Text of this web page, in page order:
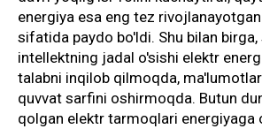
energiya esa eng tez
sifatida paydo bo'ldi. Shu bilan birga,
intellektning jadal o'sishi elektr
talabni inqilob qilmoqda,
quvvat sarfini oshirmoqda. Butun
qolgan elektr tarmoqlari energiyaga